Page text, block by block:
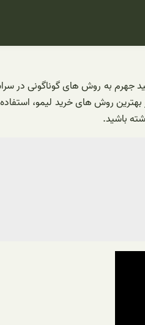
به روش های گوناگونی در
روش های خرید لیمو،
باشید.